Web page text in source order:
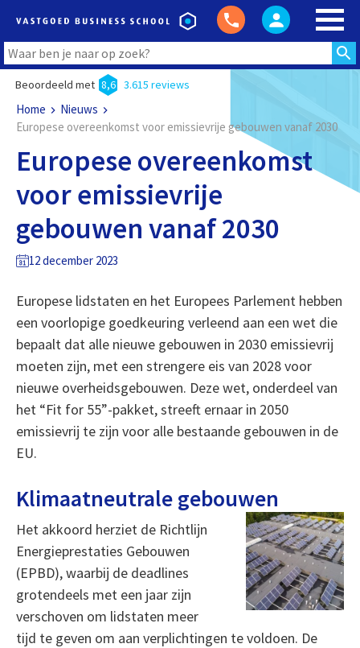
Beoordeeld met 8,6 3.615 reviews
Home
Nieuws
Europese overeenkomst voor emissievrije gebouwen vanaf 2030
Europese overeenkomst
voor emissievrije
gebouwen vanaf 2030
12 december 2023
Europese lidstaten en het Europees Parlement hebben
een voorlopige goedkeuring verleend aan een wet die
bepaalt dat alle nieuwe gebouwen in 2030 emissievrij
moeten zijn, met een strengere eis van 2028 voor
nieuwe overheidsgebouwen. Deze wet, onderdeel van
het “Fit for 55”-pakket, streeft ernaar in 2050
emissievrij te zijn voor alle bestaande gebouwen in de
EU.
Klimaatneutrale gebouwen
Het akkoord herziet de Richtlijn
Energieprestaties Gebouwen
(EPBD), waarbij de deadlines
grotendeels met een jaar zijn
verschoven om lidstaten meer
tijd te geven om aan verplichtingen te voldoen. De